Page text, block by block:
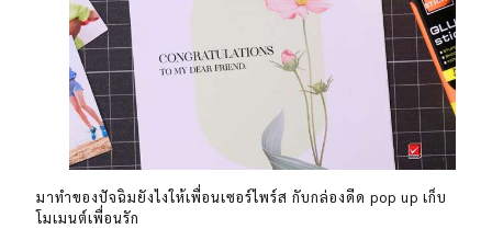
มาทำของปัจฉิมยังไงให้เพื่อนเซอร์ไพร์ส กับกล่องดีด pop up เก็บ
โมเมนต์เพื่อนรัก